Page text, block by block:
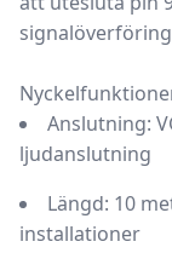
Anslutning:
ljudanslutning
Längd: 10
installationer